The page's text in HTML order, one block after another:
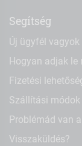
Segítség
Új ügyfél vagyok
Hogyan adjak le
Fizetési
Szállítási módok
Problémád van
Visszaküldés?